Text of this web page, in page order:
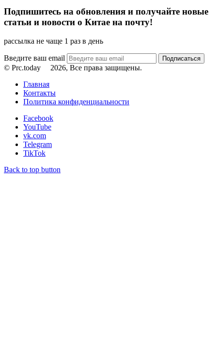
Подпишитесь на обновления и получайте новые
статьи и новости о Китае на почту!
рассылка не чаще 1 раз в день
Введите ваш email
© Prc.today
2026, Все права защищены.
Главная
Контакты
Политика конфиденциальности
Facebook
YouTube
vk.com
Telegram
TikTok
Back to top button